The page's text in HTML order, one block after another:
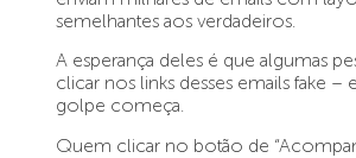
semelhantes aos verdadeiros.
A esperança deles é que algumas
clicar nos links desses emails fake –
golpe começa.
Quem clicar no botão de